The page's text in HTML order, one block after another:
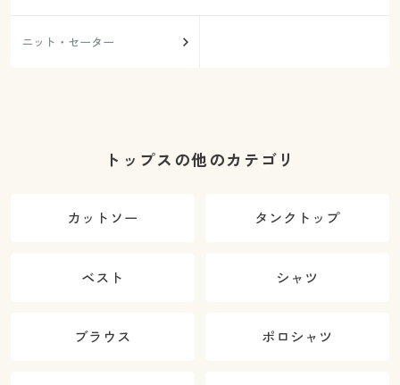
ニット・セーター
トップスの他のカテゴリ
カットソー タンクトップ
ベスト シャツ
ブラウス ポロシャツ